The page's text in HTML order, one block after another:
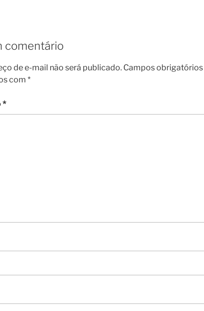
comentário
de e-mail não será publicado. Campos obrigatórios
com *
*